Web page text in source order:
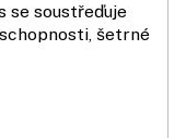
se soustřeďuje
šetrné